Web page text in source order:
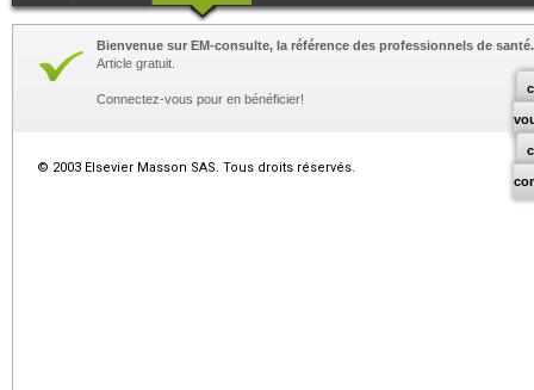
Bienvenue sur EM-consulte, la référence des professionnels de santé.
Article gratuit.
Connectez-vous pour en bénéficier!
© 2003 Elsevier Masson SAS. Tous droits réservés.